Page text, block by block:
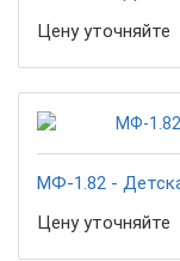
Цену уточняйте
МФ-1.82 -
Цену уточняйте